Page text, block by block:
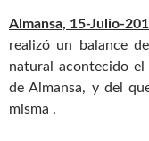
Almansa, 15-Julio-
realizó un balance
natural acontecido
de Almansa, y del
misma .